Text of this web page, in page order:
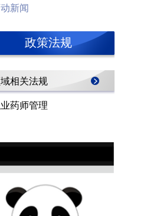
新闻
政策法规
相关法规
药师管理